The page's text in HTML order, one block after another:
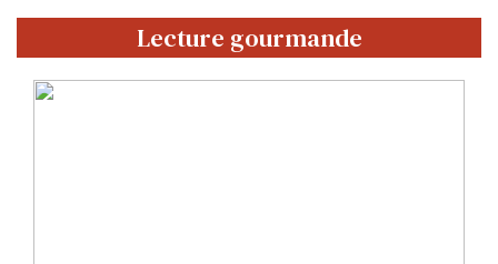
Lecture gourmande